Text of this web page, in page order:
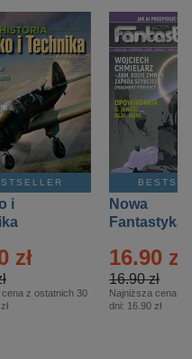
i
–
2/2026
zł
z ostatnich 30
Nowa
Fantastyka
16.90 zł
16.90 zł
Najniższa cena z
dni: 16.90 zł